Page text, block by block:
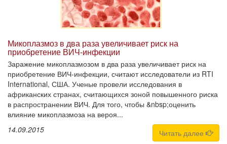
Микоплазмоз в два раза увеличивает риск на
приобретение ВИЧ-инфекции
Заражение микоплазмозом в два раза увеличивает риск на
приобретение ВИЧ-инфекции, считают исследователи из RTI
International, США. Ученые провели исследования в
африканских странах, считающихся зоной повышенного риска
в распространении ВИЧ. Для того, чтобы &nbsp;оценить
влияние микоплазмоза на вероя...
14.09.2015
Читать далее